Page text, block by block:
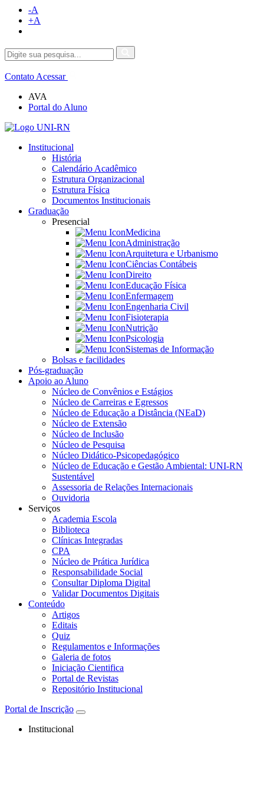
-A
+A
Contato Acessar
AVA
Portal do Aluno
Institucional
História
Calendário Acadêmico
Estrutura Organizacional
Estrutura Física
Documentos Institucionais
Graduação
Presencial
Medicina
Administração
Arquitetura e Urbanismo
Ciências Contábeis
Direito
Educação Física
Enfermagem
Engenharia Civil
Fisioterapia
Nutrição
Psicologia
Sistemas de Informação
Bolsas e facilidades
Pós-graduação
Apoio ao Aluno
Núcleo de Convênios e Estágios
Núcleo de Carreiras e Egressos
Núcleo de Educação a Distância (NEaD)
Núcleo de Extensão
Núcleo de Inclusão
Núcleo de Pesquisa
Núcleo Didático-Psicopedagógico
Núcleo de Educação e Gestão Ambiental: UNI-RN
Sustentável
Assessoria de Relações Internacionais
Ouvidoria
Serviços
Academia Escola
Biblioteca
Clínicas Integradas
CPA
Núcleo de Prática Jurídica
Responsabilidade Social
Consultar Diploma Digital
Validar Documentos Digitais
Conteúdo
Artigos
Editais
Quiz
Regulamentos e Informações
Galeria de fotos
Iniciação Cientifica
Portal de Revistas
Repositório Institucional
Portal de Inscrição
Institucional